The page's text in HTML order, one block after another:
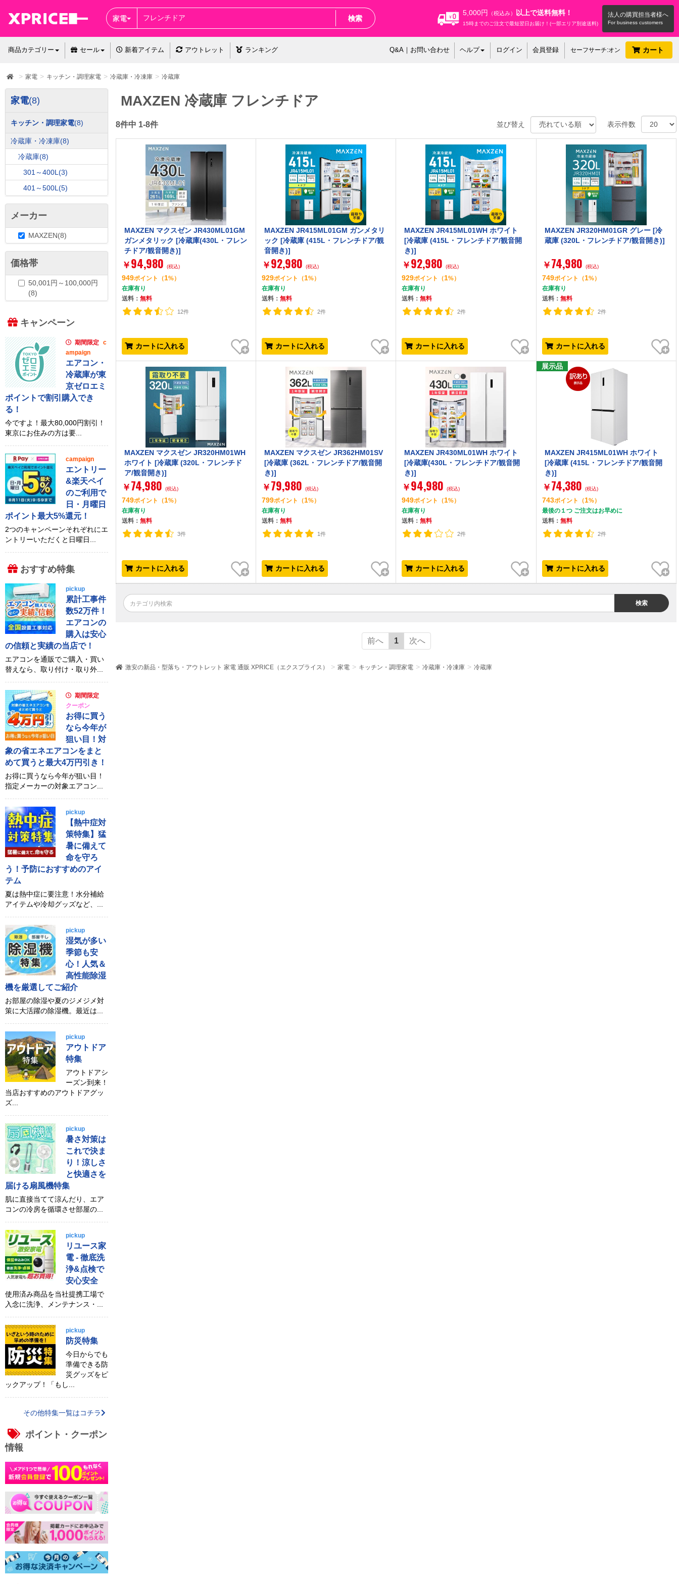
家電 検索 法人の購買担当者様へ
5,000円 （税込み） 以上で送料無料！
15時までのご注文で最短翌日お届け！(一部エリア別途送料)
商品カテゴリー セール 新着アイテム アウトレット ランキング Q&A｜お問い合わせ ヘルプ ログイン 会員登録 セーフサーチ:オン カート
MAXZEN 冷蔵庫 フレンチドア
激安の新品・型落ち・アウトレット 家電 通販 XPRICE（エクスプライス） 家電 キッチン・調理家電 冷蔵庫・冷凍庫 冷蔵庫
8件中 1-8件 並び替え 表示件数
MAXZEN マクスゼン JR430ML01GM
ガンメタリック [冷蔵庫(430L・フレン
チドア/観音開き)]
￥ 94,980 (税込)
949ポイント （1%）
在庫有り
送料：無料
12件
カートに入れる
お気に入り
MAXZEN JR415ML01GM ガンメタリ
ック [冷蔵庫 (415L・フレンチドア/観
音開き)]
￥ 92,980 (税込)
929ポイント （1%）
在庫有り
送料： 無料
2件
カートに入れる
お気に入り
MAXZEN JR415ML01WH ホワイト
[冷蔵庫 (415L・フレンチドア/観音開
き)]
￥ 92,980 (税込)
929ポイント （1%）
在庫有り
送料：無料
2件
カートに入れる
お気に入り
MAXZEN JR320HM01GR グレー [冷
蔵庫 (320L・フレンチドア/観音開き)]
￥ 74,980 (税込)
749ポイント （1%）
在庫有り
送料： 無料
2件
カートに入れる
お気に入り
MAXZEN マクスゼン JR320HM01WH
ホワイト [冷蔵庫 (320L・フレンチド
ア/観音開き)]
￥ 74,980 (税込)
749ポイント （1%）
在庫有り
送料：無料
3件
カートに入れる
お気に入り
MAXZEN マクスゼン JR362HM01SV
[冷蔵庫 (362L・フレンチドア/観音開
き)]
￥ 79,980 (税込)
799ポイント （1%）
在庫有り
送料： 無料
1件
カートに入れる
お気に入り
MAXZEN JR430ML01WH ホワイト
[冷蔵庫(430L・フレンチドア/観音開
き)]
￥ 94,980 (税込)
949ポイント （1%）
在庫有り
送料：無料
2件
カートに入れる
お気に入り
展示品
MAXZEN JR415ML01WH ホワイト
[冷蔵庫 (415L・フレンチドア/観音開
き)]
￥ 74,380 (税込)
743ポイント （1%）
最後の１つ ご注文はお早めに
送料： 無料
2件
カートに入れる
お気に入り
検索
前へ 1 次へ
家電(8)
キッチン・調理家電(8)
冷蔵庫・冷凍庫(8)
冷蔵庫(8)
301～400L (3)
401～500L (5)
メーカー
MAXZEN(8)
価格帯
50,001円～100,000円
(8)
キャンペーン
期間限定 c
ampaign
エアコン・
冷蔵庫が東
京ゼロエミ
ポイントで割引購入でき
る！
今ですよ！最大80,000円割引！
東京にお住みの方は要...
campaign
エントリー
&楽天ペイ
のご利用で
日・月曜日
ポイント最大5%還元！
2つのキャンペーンそれぞれにエ
ントリーいただくと日曜日...
おすすめ特集
pickup
累計工事件
数52万件！
エアコンの
購入は安心
の信頼と実績の当店で！
エアコンを通販でご購入・買い
替えなら、取り付け・取り外...
期間限定
クーポン
お得に買う
なら今年が
狙い目！対
象の省エネエアコンをまと
めて買うと最大4万円引き！
お得に買うなら今年が狙い目！
指定メーカーの対象エアコン...
pickup
【熱中症対
策特集】猛
暑に備えて
命を守ろ
う！予防におすすめのアイ
テム
夏は熱中症に要注意！水分補給
アイテムや冷却グッズなど、...
pickup
湿気が多い
季節も安
心！人気＆
高性能除湿
機を厳選してご紹介
お部屋の除湿や夏のジメジメ対
策に大活躍の除湿機。最近は...
pickup
アウトドア
特集
アウトドアシ
ーズン到来！
当店おすすめのアウトドアグッ
ズ...
pickup
暑さ対策は
これで決ま
り！涼しさ
と快適さを
届ける扇風機特集
肌に直接当てて涼んだり、エア
コンの冷房を循環させ部屋の...
pickup
リユース家
電 - 徹底洗
浄&点検で
安心安全
使用済み商品を当社提携工場で
入念に洗浄、メンテナンス・...
pickup
防災特集
今日からでも
準備できる防
災グッズをピ
ックアップ！「もし...
その他特集一覧はコチラ
ポイント・クーポン
情報
家電 キッチン・調理家電 冷蔵庫・冷凍庫 冷蔵庫